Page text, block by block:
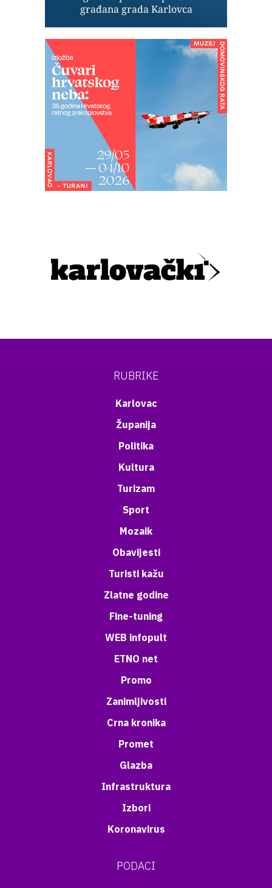
RUBRIKE
Karlovac
Županija
Politika
Kultura
Turizam
Sport
Mozaik
Obavijesti
Turisti kažu
Zlatne godine
Fine-tuning
WEB infopult
ETNO net
Promo
Zanimljivosti
Crna kronika
Promet
Glazba
Infrastruktura
Izbori
Koronavirus
PODACI